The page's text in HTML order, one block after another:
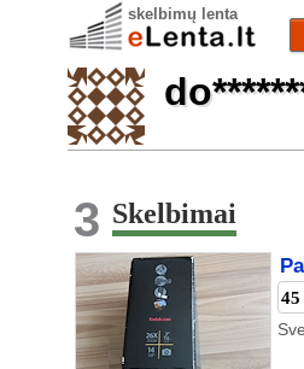
skelbimų lenta
3 Skelbimai
45